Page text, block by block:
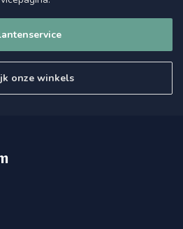
onze winkels